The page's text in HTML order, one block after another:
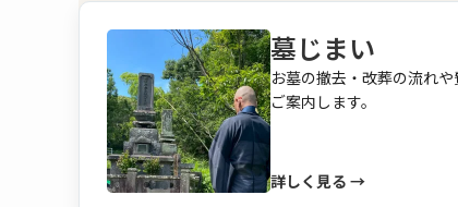
墓じまい
お墓の撤去・改葬の流れ
ご案内します。
詳しく見る →